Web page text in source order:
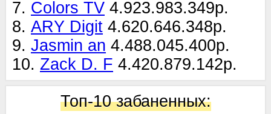
7. Colors TV 4.923.983.349р.
8. ARY Digit 4.620.646.348р.
9. Jasmin an 4.488.045.400р.
10. Zack D. F 4.420.879.142р.
Топ-10 забаненных: